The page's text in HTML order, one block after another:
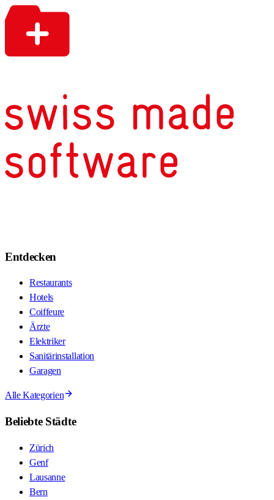
Entdecken
Restaurants
Hotels
Coiffeure
Ärzte
Elektriker
Sanitärinstallation
Garagen
Alle Kategorien
Beliebte Städte
Zürich
Genf
Lausanne
Bern